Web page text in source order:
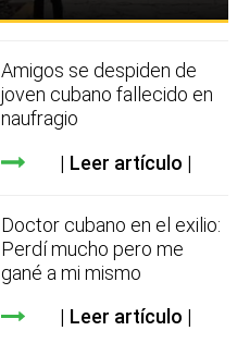
Amigos se despiden de
joven cubano fallecido en
naufragio
Leer artículo
Doctor cubano en el exilio:
Perdí mucho pero me
gané a mi mismo
Leer artículo